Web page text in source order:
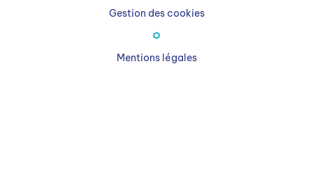
Gestion des cookies
Mentions légales